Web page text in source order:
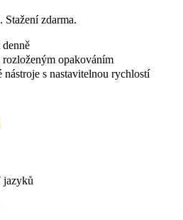
zdarma.
opakováním
s nastavitelnou rychlostí
jazyků